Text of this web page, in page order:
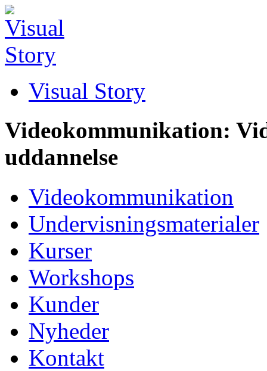
Visual Story
Videokommunikation:
uddannelse
Videokommunikation
Undervisningsmaterialer
Kurser
Workshops
Kunder
Nyheder
Kontakt